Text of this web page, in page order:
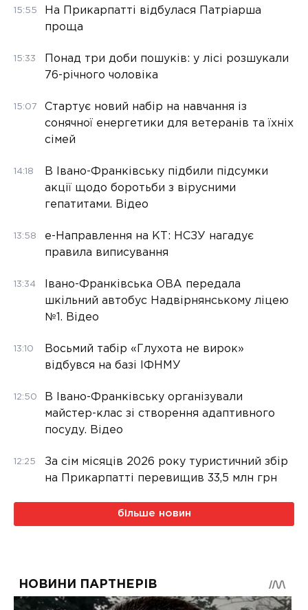
15:55
На Прикарпатті відбулася Патріарша
проща
15:33
Понад три доби пошуків: у лісі розшукали
76-річного чоловіка
15:07
Стартує новий набір на навчання із
сонячної енергетики для ветеранів та їхніх
сімей
14:18
В Івано-Франківську підбили підсумки
акції щодо боротьби з вірусними
гепатитами. Відео
13:58
е-Направлення на КТ: НСЗУ нагадує
правила виписування
13:34
Івано-Франківська ОВА передала
шкільний автобус Надвірнянському ліцею
№1. Відео
13:10
Восьмий табір «Глухота не вирок»
відбувся на базі ІФНМУ
12:50
В Івано-Франківську організували
майстер-клас зі створення адаптивного
посуду. Відео
12:25
За сім місяців 2026 року туристичний збір
на Прикарпатті перевищив 33,5 млн грн
більше новин